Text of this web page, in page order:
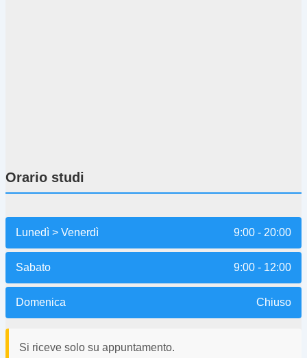
Orario studi
Lunedì > Venerdì 9:00 - 20:00
Sabato 9:00 - 12:00
Domenica Chiuso
Si riceve solo su appuntamento.